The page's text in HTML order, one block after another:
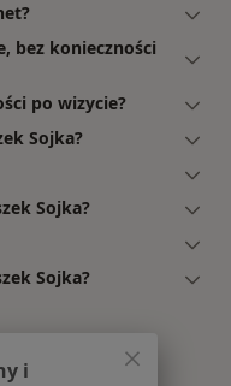
bez konieczności
po wizycie?
Sojka?
Sojka?
Sojka?
i